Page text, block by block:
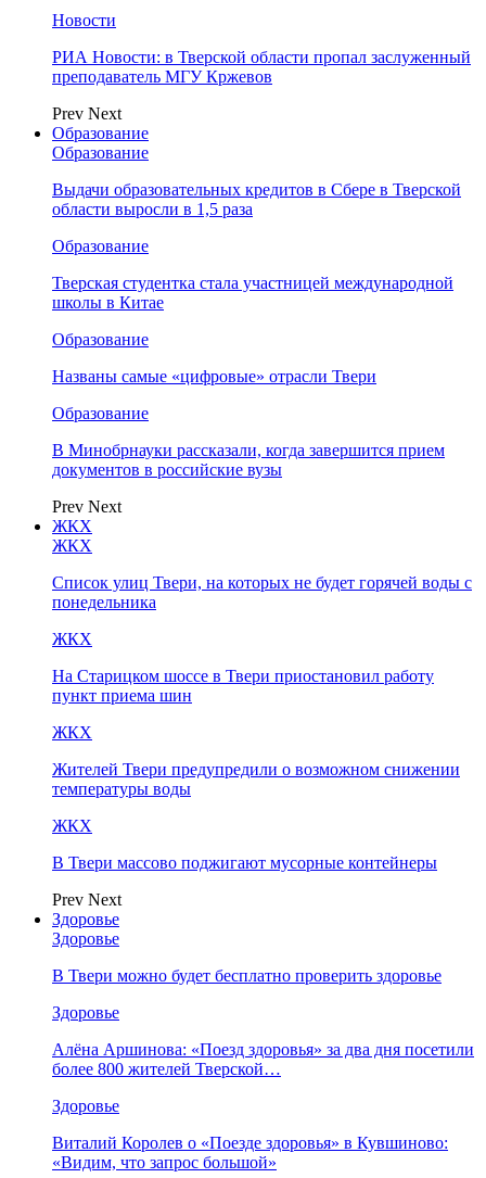
Новости
РИА Новости: в Тверской области пропал заслуженный
преподаватель МГУ Кржевов
Prev Next
Образование
Образование
Выдачи образовательных кредитов в Сбере в Тверской
области выросли в 1,5 раза
Образование
Тверская студентка стала участницей международной
школы в Китае
Образование
Названы самые «цифровые» отрасли Твери
Образование
В Минобрнауки рассказали, когда завершится прием
документов в российские вузы
Prev Next
ЖКХ
ЖКХ
Список улиц Твери, на которых не будет горячей воды с
понедельника
ЖКХ
На Старицком шоссе в Твери приостановил работу
пункт приема шин
ЖКХ
Жителей Твери предупредили о возможном снижении
температуры воды
ЖКХ
В Твери массово поджигают мусорные контейнеры
Prev Next
Здоровье
Здоровье
В Твери можно будет бесплатно проверить здоровье
Здоровье
Алёна Аршинова: «Поезд здоровья» за два дня посетили
более 800 жителей Тверской…
Здоровье
Виталий Королев о «Поезде здоровья» в Кувшиново:
«Видим, что запрос большой»